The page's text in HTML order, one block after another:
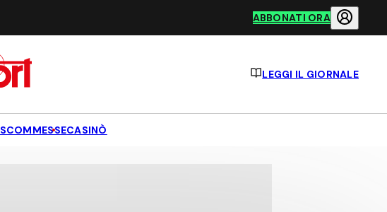
ABBONATI ORA
LEGGI IL GIORNALE
SCOMMESSECASINÒ